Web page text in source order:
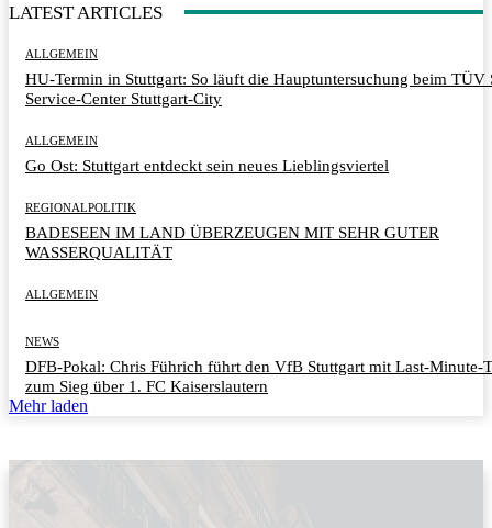
LATEST ARTICLES
ALLGEMEIN
HU-Termin in Stuttgart: So läuft die Hauptuntersuchung beim TÜV
Service-Center Stuttgart-City
ALLGEMEIN
Go Ost: Stuttgart entdeckt sein neues Lieblingsviertel
REGIONALPOLITIK
BADESEEN IM LAND ÜBERZEUGEN MIT SEHR GUTER
WASSERQUALITÄT
ALLGEMEIN
NEWS
DFB-Pokal: Chris Führich führt den VfB Stuttgart mit Last-Minute-
zum Sieg über 1. FC Kaiserslautern
Mehr laden